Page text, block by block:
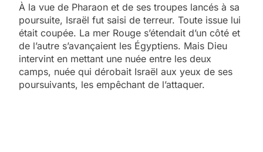
À la vue de Pharaon et de ses troupes lancés à sa
poursuite, Israël fut saisi de terreur. Toute issue lui
était coupée. La mer Rouge s’étendait d’un côté et
de l’autre s’avançaient les Égyptiens. Mais Dieu
intervint en mettant une nuée entre les deux
camps, nuée qui dérobait Israël aux yeux de ses
poursuivants, les empêchant de l’attaquer.